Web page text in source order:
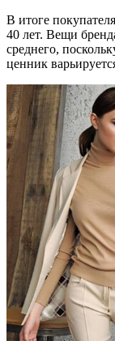
В итоге
40 лет. Вещи
среднего,
ценник